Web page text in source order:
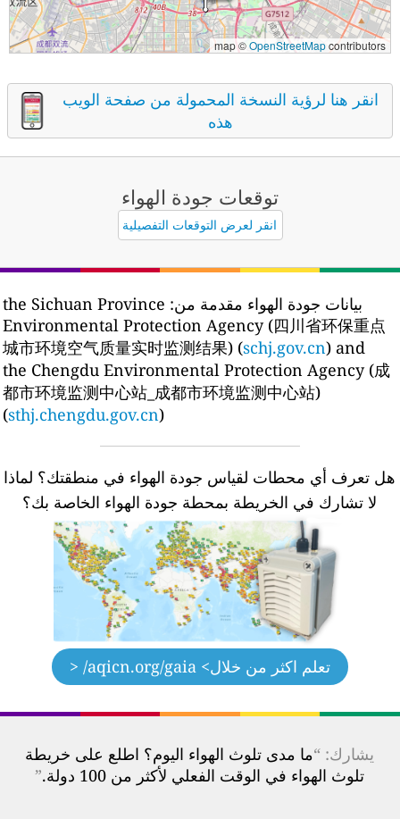
map ©OpenStreetMapcontributors
انقر هنا لرؤية النسخة المحمولة من صفحة الويب
هذه
توقعات جودة الهواء
انقر لعرض التوقعات التفصيلية
بيانات جودة الهواء مقدمة من: the Sichuan Province
Environmental Protection Agency (四川省环保重点
城市环境空气质量实时监测结果) (schj.gov.cn) and
the Chengdu Environmental Protection Agency (成
都市环境监测中心站_成都市环境监测中心站)
(sthj.chengdu.gov.cn)
هل تعرف أي محطات لقياس جودة الهواء في منطقتك؟ لماذا
لا تشارك في الخريطة بمحطة جودة الهواء الخاصة بك؟
تعلم اكثر من خلال > aqicn.org/gaia/ <
يشارك: “ما مدى تلوث الهواء اليوم؟ اطلع على خريطة
تلوث الهواء في الوقت الفعلي لأكثر من 100 دولة.
”